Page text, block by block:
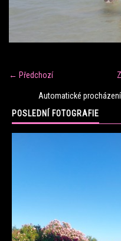
VÝŽIVOVÉ PORADENSTVÍ
FITNESS TRÉNINK
VERONIKA FRÁNOVÁ
FOTOALBUM
← Předchozí
Automatické
POSLEDNÍ FOTOGRAFIE